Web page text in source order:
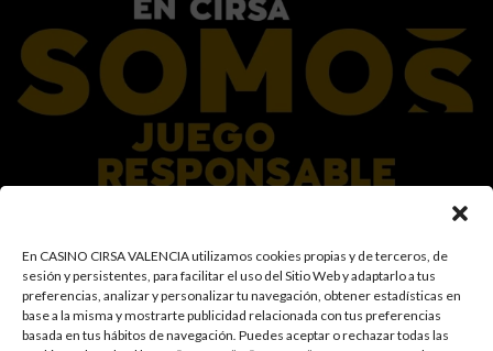
En CASINO CIRSA VALENCIA utilizamos cookies propias y de terceros, de
sesión y persistentes, para facilitar el uso del Sitio Web y adaptarlo a tus
preferencias, analizar y personalizar tu navegación, obtener estadísticas en
base a la misma y mostrarte publicidad relacionada con tus preferencias
basada en tus hábitos de navegación. Puedes aceptar o rechazar todas las
En el Grupo CIRSA promovemos una actitud responsable hacia el juego,
garantizando un entorno seguro y transparente para nuestros clientes y
facilitamos medidas e información para que el juego sea siempre diversión y
entretenimiento, sin utilizarse como vía para afrontar problemas económicos
o emocionales. El acceso está prohibido a menores de 18 años y a las
personas con acceso restringido conforme a los registros de prohibición y/o